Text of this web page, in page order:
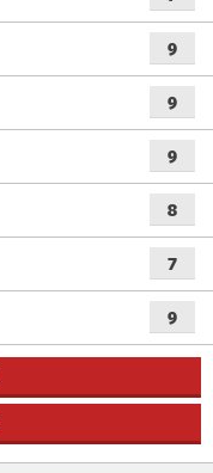
9
9
9
8
7
9